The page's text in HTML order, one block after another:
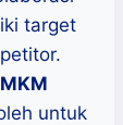
target
untuk